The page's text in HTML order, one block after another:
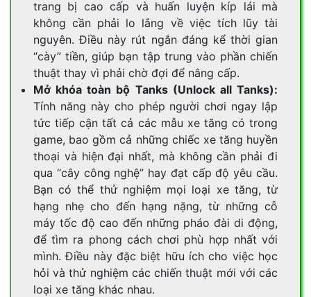
trang bị cao cấp và huấn luyện kíp lái mà
không cần phải lo lắng về việc tích lũy tài
nguyên. Điều này rút ngắn đáng kể thời gian
“cày” tiền, giúp bạn tập trung vào phần chiến
thuật thay vì phải chờ đợi để nâng cấp.
Mở khóa toàn bộ Tanks (Unlock all Tanks):
Tính năng này cho phép người chơi ngay lập
tức tiếp cận tất cả các mẫu xe tăng có trong
game, bao gồm cả những chiếc xe tăng huyền
thoại và hiện đại nhất, mà không cần phải đi
qua “cây công nghệ” hay đạt cấp độ yêu cầu.
Bạn có thể thử nghiệm mọi loại xe tăng, từ
hạng nhẹ cho đến hạng nặng, từ những cỗ
máy tốc độ cao đến những pháo đài di động,
để tìm ra phong cách chơi phù hợp nhất với
mình. Điều này đặc biệt hữu ích cho việc học
hỏi và thử nghiệm các chiến thuật mới với các
loại xe tăng khác nhau.